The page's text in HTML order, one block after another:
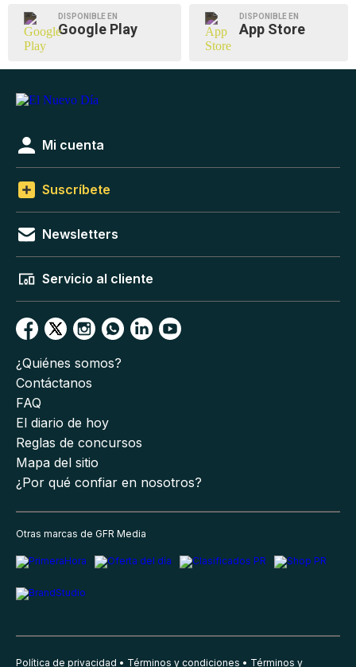
DISPONIBLE EN
Google Play
DISPONIBLE EN
App Store
Mi cuenta
Suscríbete
Newsletters
Servicio al cliente
¿Quiénes somos?
Contáctanos
FAQ
El diario de hoy
Reglas de concursos
Mapa del sitio
¿Por qué confiar en nosotros?
Otras marcas de GFR Media
Política de privacidad Términos y condiciones Términos y